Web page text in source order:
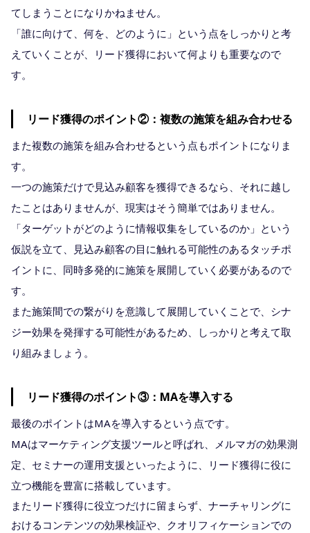
てしまうことになりかねません。
「誰に向けて、何を、どのように」という点をしっかりと考
えていくことが、リード獲得において何よりも重要なので
す。
リード獲得のポイント②：複数の施策を組み合わせる
また複数の施策を組み合わせるという点もポイントになりま
す。
一つの施策だけで見込み顧客を獲得できるなら、それに越し
たことはありませんが、現実はそう簡単ではありません。
「ターゲットがどのように情報収集をしているのか」という
仮説を立て、見込み顧客の目に触れる可能性のあるタッチポ
イントに、同時多発的に施策を展開していく必要があるので
す。
また施策間での繋がりを意識して展開していくことで、シナ
ジー効果を発揮する可能性があるため、しっかりと考えて取
り組みましょう。
リード獲得のポイント③：MAを導入する
最後のポイントはMAを導入するという点です。
MAはマーケティング支援ツールと呼ばれ、メルマガの効果測
定、セミナーの運用支援といったように、リード獲得に役に
立つ機能を豊富に搭載しています。
またリード獲得に役立つだけに留まらず、ナーチャリングに
おけるコンテンツの効果検証や、クオリフィケーションでの